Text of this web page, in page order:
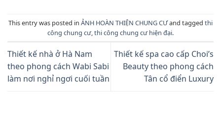
This entry was posted in ẢNH HOÀN THIỆN CHUNG CƯand tagged thi
công chung cư thi công chung cư hiện đại.
Thiết kế nhà ở Hà Nam
theo phong cách Wabi Sabi
làm nơi nghỉ ngơi cuối tuần
Thiết kế spa cao cấp Choi’s
Beauty theo phong cách
Tân cổ điển Luxury